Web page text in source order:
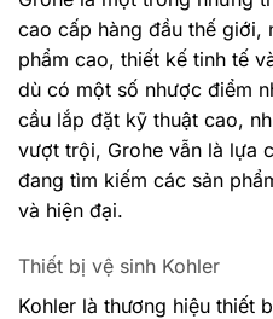
cao cấp hàng đầu thế giới,
phẩm cao, thiết kế tinh tế
dù có một số nhược điểm
cầu lắp đặt kỹ thuật cao,
vượt trội, Grohe vẫn là lựa
đang tìm kiếm các sản
và hiện đại.
Thiết bị vệ sinh Kohler
Kohler là thương hiệu thiết